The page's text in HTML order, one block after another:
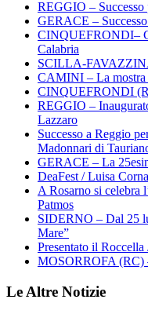
REGGIO –
GERACE –
CINQUEFRONDI–
Calabria
SCILLA-
CAMINI – La mostra
CINQUEFRONDI
REGGIO –
Lazzaro
Successo a Reggio
Madonnari di
GERACE – La
DeaFest / Luisa
A Rosarno si celebra
Patmos
SIDERNO – Dal 25
Mare”
Presentato il Roccella
MOSORROFA (RC)
Le Altre Notizie